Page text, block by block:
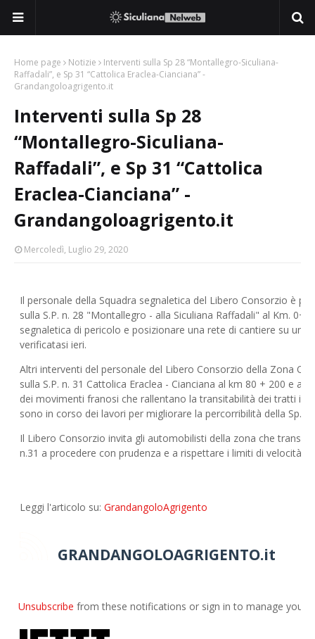
Home page Notizie
Interventi sulla Sp 28 “Montallegro-Siculiana-
Raffadali”, e Sp 31 “Cattolica Eraclea-Cianciana” -
Grandangoloagrigento.it
Interventi sulla Sp 28
“Montallegro-Siculiana-
Raffadali”, e Sp 31 “Cattolica
Eraclea-Cianciana” -
Grandangoloagrigento.it
Mercoledì, Luglio 29, 2020
Il personale della Squadra segnaletica del Libero Consorzio è
sulla S.P. n. 28 "Montallegro - alla Siculiana Raffadali" al Km. 0+
segnaletica di pericolo e posizionare una rete di cantiere su una
verificatasi ieri.
Altri interventi del personale del Libero Consorzio della Zona
sulla S.P. n. 31 Cattolica Eraclea - Cianciana al km 80 + 200 e al
dei movimenti franosi che rallentano la transitabilità dei tratti
sono in corso dei lavori per migliorare la percorribilità della Sp.
Il Libero Consorzio invita gli automobilisti della zona che
n.31 a procedere con prudenza e a rispettare i limiti di velocità
Leggi l'articolo su: GrandangoloAgrigento
GRANDANGOLOAGRIGENTO.it
Unsubscribe from these notifications or sign in to manage your